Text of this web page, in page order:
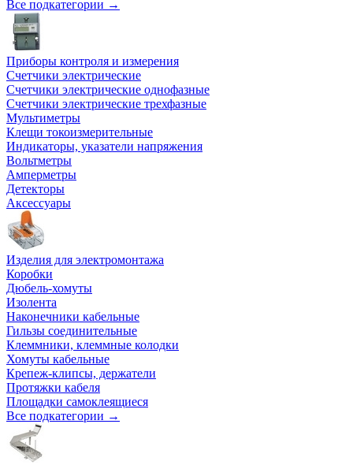
Все подкатегории →
Приборы контроля и измерения
Счетчики электрические
Счетчики электрические однофазные
Счетчики электрические трехфазные
Мультиметры
Клещи токоизмерительные
Индикаторы, указатели напряжения
Вольтметры
Амперметры
Детекторы
Аксессуары
Изделия для электромонтажа
Коробки
Дюбель-хомуты
Изолента
Наконечники кабельные
Гильзы соединительные
Клеммники, клеммные колодки
Хомуты кабельные
Крепеж-клипсы, держатели
Протяжки кабеля
Площадки самоклеящиеся
Все подкатегории →